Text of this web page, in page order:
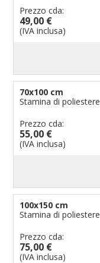
Prezzo cda:
49,00 €
(IVA inclusa)
70x100 cm
Stamina di poliestere
Prezzo cda:
55,00 €
(IVA inclusa)
100x150 cm
Stamina di poliestere
Prezzo cda:
75,00 €
(IVA inclusa)